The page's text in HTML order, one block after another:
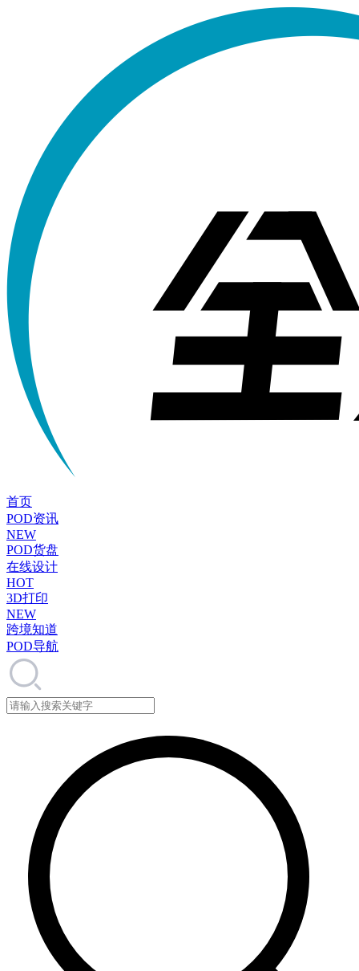
首页
POD资讯
NEW
POD货盘
在线设计
HOT
3D打印
NEW
跨境知道
POD导航